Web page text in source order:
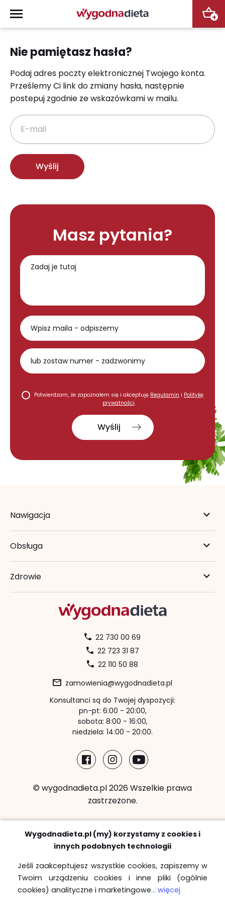
+
Nie pamiętasz hasła?
Podaj adres poczty elektronicznej Twojego konta.
Prześlemy Ci link do zmiany hasła, następnie
postepuj zgodnie ze wskazówkami w mailu.
E-mail
Masz pytania?
Potwierdzam, że zapoznałem się i akceptuję Regulamin i Politykę
prywatności.
Wyślij
Nawigacja
Obsługa
Zdrowie
22 730 00 69
22 723 31 87
22 110 50 88
zamowienia@wygodnadieta.pl
Konsultanci są do Twojej dyspozycji:
pn-pt: 6:00 - 20:00,
sobota: 8:00 - 16:00,
niedziela: 14:00 - 20:00.
© wygodnadieta.pl 2026 Wszelkie prawa
zastrzeżone.
Metody płatności:
Strefy bezpłatnych dostaw
Wygodnadieta.pl (my) korzystamy z cookies i
innych podobnych technologii
Jeśli zaakceptujesz wszystkie cookies, zapiszemy w
Twoim urządzeniu cookies i inne pliki (ogólnie
cookies) analityczne i marketingowe... więcej